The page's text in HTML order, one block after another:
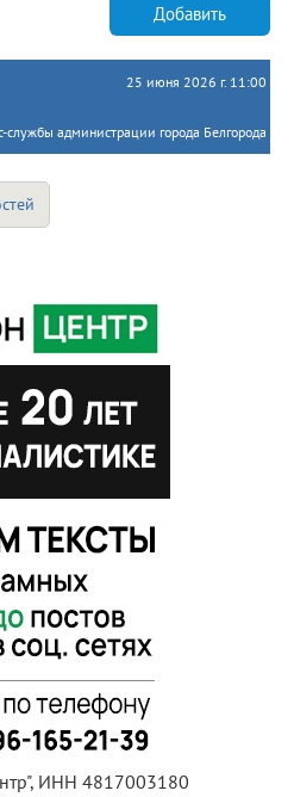
Добавить
25 июня 2026 г. 11:00
службы администрации города Белгорода
ИНН 4817003180